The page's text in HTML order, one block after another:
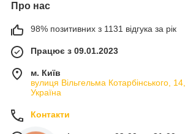
Про нас
98% позитивних з 1131 відгука за рік
Працює з 09.01.2023
м. Київ
вулиця Вільгельма Котарбінського,
Україна
Контакти